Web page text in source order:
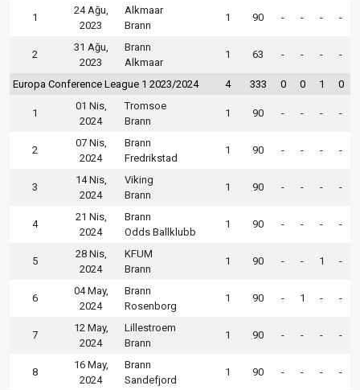
1
24 Ağu,
2023
Alkmaar
Brann
1 90 - - - -
2
31 Ağu,
2023
Brann
Alkmaar
1 63 - - - -
Europa Conference League 1 2023/2024 4 333 0 0 1 0
1
01 Nis,
2024
Tromsoe
Brann
1 90 - - - -
2
07 Nis,
2024
Brann
Fredrikstad
1 90 - - - -
3
14 Nis,
2024
Viking
Brann
1 90 - - - -
4
21 Nis,
2024
Brann
Odds Ballklubb
1 90 - - - -
5
28 Nis,
2024
KFUM
Brann
1 90 - - 1 -
6
04 May,
2024
Brann
Rosenborg
1 90 - 1 - -
7
12 May,
2024
Lillestroem
Brann
1 90 - - - -
8
16 May,
2024
Brann
Sandefjord
1 90 - - - -